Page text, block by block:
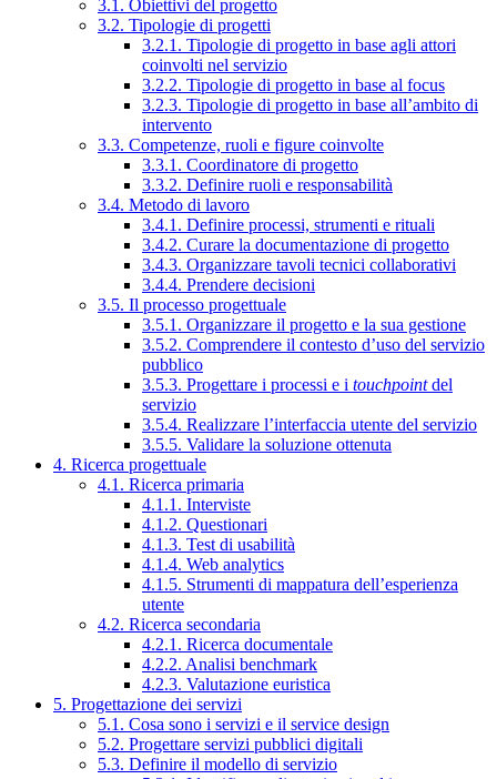
3.1. Obiettivi del progetto
3.2. Tipologie di progetti
3.2.1. Tipologie di progetto in base agli attori
coinvolti nel servizio
3.2.2. Tipologie di progetto in base al focus
3.2.3. Tipologie di progetto in base all’ambito di
intervento
3.3. Competenze, ruoli e figure coinvolte
3.3.1. Coordinatore di progetto
3.3.2. Definire ruoli e responsabilità
3.4. Metodo di lavoro
3.4.1. Definire processi, strumenti e rituali
3.4.2. Curare la documentazione di progetto
3.4.3. Organizzare tavoli tecnici collaborativi
3.4.4. Prendere decisioni
3.5. Il processo progettuale
3.5.1. Organizzare il progetto e la sua gestione
3.5.2. Comprendere il contesto d’uso del servizio
pubblico
3.5.3. Progettare i processi e i touchpointdel
servizio
3.5.4. Realizzare l’interfaccia utente del servizio
3.5.5. Validare la soluzione ottenuta
4. Ricerca progettuale
4.1. Ricerca primaria
4.1.1. Interviste
4.1.2. Questionari
4.1.3. Test di usabilità
4.1.4. Web analytics
4.1.5. Strumenti di mappatura dell’esperienza
utente
4.2. Ricerca secondaria
4.2.1. Ricerca documentale
4.2.2. Analisi benchmark
4.2.3. Valutazione euristica
5. Progettazione dei servizi
5.1. Cosa sono i servizi e il service design
5.2. Progettare servizi pubblici digitali
5.3. Definire il modello di servizio